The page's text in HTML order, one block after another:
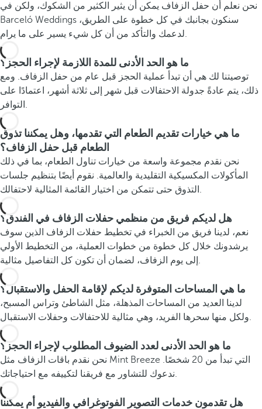
نحن نعلم أن حفل الزفاف يمكن أن يثير الكثير من الشكوك، ولكن في
Barceló Weddings سنكون بجانبك في كل خطوة على الطريق،
لدعمك والتأكد من أن كل شيء يسير على ما يرام.
ما هو الحد الأدنى للمدة اللازمة لإجراء الحجز؟
توصيتنا لك هي أن تبدأ عملية الحجز قبل عام من حفل الزفاف. ومع
ذلك، يتم عادةً جدولة الاحتفالات قبل شهر إلى ثلاثة أشهر، اعتمادًا على
التوافر.
ما هي خيارات تقديم الطعام التي تقدمها، وهل يمكننا تذوق
الطعام قبل حفل الزفاف؟
نحن نقدم مجموعة واسعة من خيارات تناول الطعام، بما في ذلك
المأكولات المكسيكية التقليدية والعالمية. نقوم أيضًا بتنظيم جلسات
التذوق حتى تتمكن من اختيار القائمة المثالية لاحتفالك.
هل لديكم فريق من منظمي حفلات الزفاف في الفندق؟
نعم، لدينا فريق من الخبراء في تخطيط حفلات الزفاف الذين سوف
يرشدونك خلال كل خطوة من خطوات العملية، من التخطيط الأولي
إلى يوم الزفاف، لضمان أن تكون كل التفاصيل مثالية.
ما هي المساحات المتوفرة لديكم لإقامة الحفل والاستقبال؟
لدينا العديد من المساحات المذهلة، مثل الشاطئ وتراس المسبح،
ولكل منها سحرها الفريد، وهي مثالية للاحتفالات وحفلات الاستقبال.
ما هو الحد الأدنى لعدد الضيوف المطلوب لإجراء الحجز؟
نحن نقدم باقات الزفاف مثل Mint Breeze التي تبدأ من 20 شخصًا.
ندعوك للتشاور مع فريقنا لتكييفه مع احتياجاتك.
هل تقدمون خدمات التصوير الفوتوغرافي والفيديو أم يمكننا